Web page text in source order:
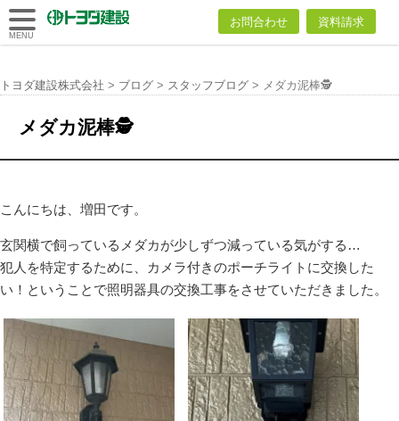
トヨダ建設
お問合わせ 資料請求
MENU
トヨダ建設株式会社 > ブログ > スタッフブログ > メダカ泥棒🕵
メダカ泥棒🕵
こんにちは、増田です。
玄関横で飼っているメダカが少しずつ減っている気がする…
犯人を特定するために、カメラ付きのポーチライトに交換した
い！ということで照明器具の交換工事をさせていただきました。